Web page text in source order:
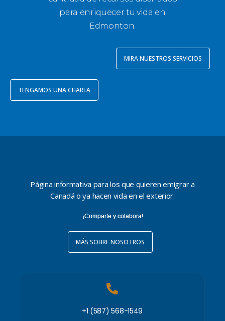
para enriquecer tu vida en
Edmonton.
MIRA NUESTROS SERVICIOS
TENGAMOS UNA CHARLA
Página informativa para los que quieren emigrar a
Canadá o ya hacen vida en el exterior.
¡Comparte y colabora!
MÁS SOBRE NOSOTROS
+1 (587) 568-1549